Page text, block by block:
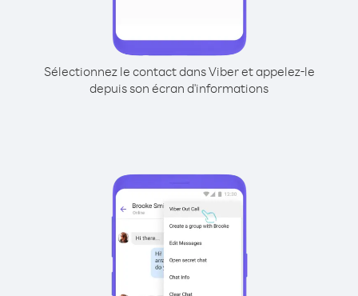
Sélectionnez le contact dans Viber et appelez-le
depuis son écran d'informations